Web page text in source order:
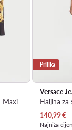
Maxi
Prilika
Versace
Trenutna
140,99€
Najniža